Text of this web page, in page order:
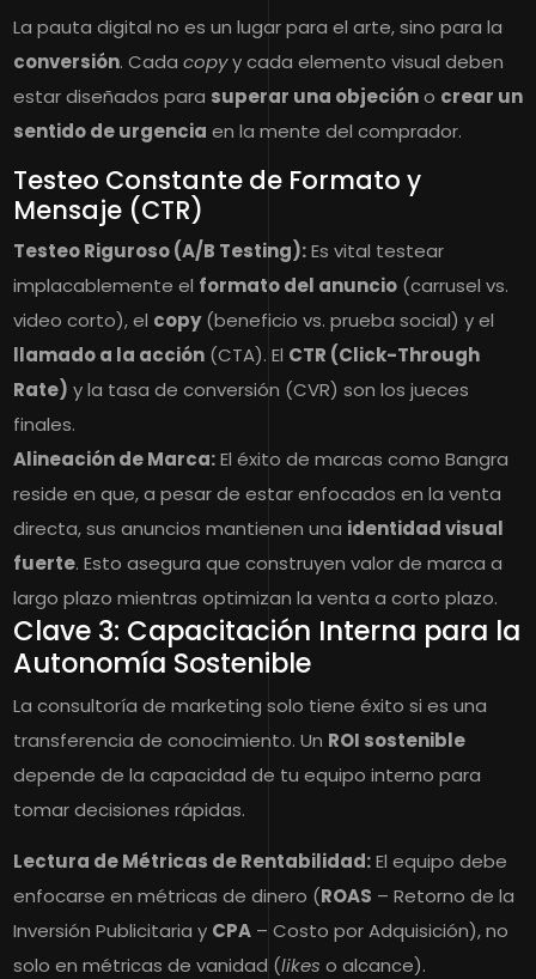
La pauta digital no es un lugar para el arte, sino para la
conversión. Cada copyy cada elemento visual deben
estar diseñados para superar una objecióno crear un
sentido de urgencia en la mente del comprador.
Testeo Constante de Formato y
Mensaje (CTR)
Testeo Riguroso (A/B Testing):Es vital testear
implacablemente el formato del anuncio(carrusel vs.
video corto), el copy(beneficio vs. prueba social) y el
llamado a la acción(CTA). El CTR (Click-Through
Rate) y la tasa de conversión (CVR) son los jueces
finales.
Alineación de Marca:El éxito de marcas como Bangra
reside en que, a pesar de estar enfocados en la venta
directa, sus anuncios mantienen una identidad visual
fuerte. Esto asegura que construyen valor de marca a
largo plazo mientras optimizan la venta a corto plazo.
Clave 3: Capacitación Interna para la
Autonomía Sostenible
La consultoría de marketing solo tiene éxito si es una
transferencia de conocimiento. Un ROI sostenible
depende de la capacidad de tu equipo interno para
tomar decisiones rápidas.
Lectura de Métricas de Rentabilidad:El equipo debe
enfocarse en métricas de dinero (ROAS – Retorno de la
Inversión Publicitaria y CPA– Costo por Adquisición), no
solo en métricas de vanidad (likes o alcance).